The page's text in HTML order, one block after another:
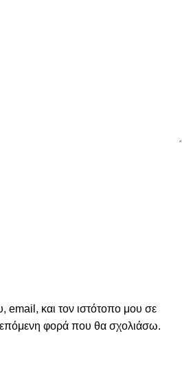
και τον ιστότοπο μου σε
επόμενη φορά που θα σχολιάσω.